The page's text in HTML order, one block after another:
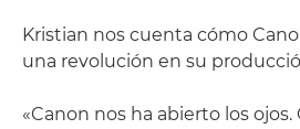
Kristian nos cuenta cómo
una revolución en su
«Canon nos ha abierto los ojos.